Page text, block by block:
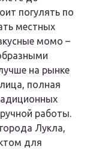
погулять по
местных
момо –
на рынке
полная
работы.
Лукла,
для